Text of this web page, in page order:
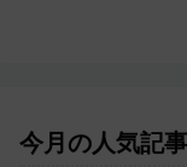
今月の人気記事